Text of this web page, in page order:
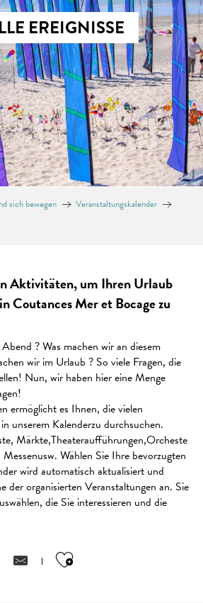
EREIGNISSE
sich bewegen
Veranstaltungskalender
Aktivitäten, um Ihren Urlaub
Coutances Mer et Bocage zu
? Was machen wir an diesem
wir im Urlaub ? So viele Fragen, die
Nun, wir haben hier eine Menge
ermöglicht es Ihnen, die vielen
unserem Kalenderzu durchsuchen.
Märkte,Theateraufführungen,Orcheste
Wählen Sie Ihre bevorzugten
wird automatisch aktualisiert und
der organisierten Veranstaltungen an. Sie
die Sie interessieren und die
Ajouter aux